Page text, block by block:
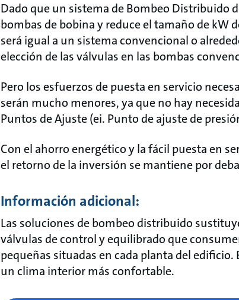
Dado que un sistema de Bombeo Distribuido
bombas de bobina y reduce el tamaño de kW
será igual a un sistema convencional o
elección de las válvulas en las bombas
Pero los esfuerzos de puesta en servicio
serán mucho menores, ya que no hay
Puntos de Ajuste (ei. Punto de ajuste de
Con el ahorro energético y la fácil puesta en
el retorno de la inversión se mantiene por
Información adicional:
Las soluciones de bombeo distribuido
válvulas de control y equilibrado que
pequeñas situadas en cada planta del
un clima interior más confortable.